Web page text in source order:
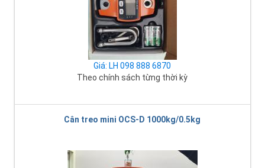
Giá: LH 098 888 6870
Theo chính sách từng thời kỳ
Cân treo mini OCS-D 1000kg/0.5kg